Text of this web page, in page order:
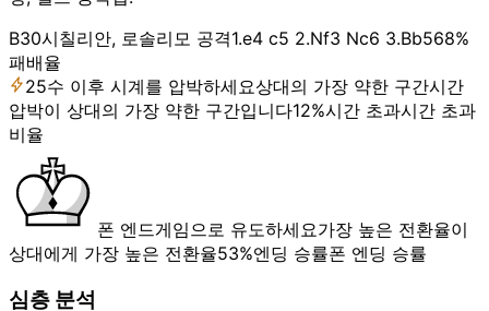
B30시칠리안, 로솔리모 공격1.e4 c5 2.Nf3 Nc6 3.Bb568%
패배율
25수 이후 시계를 압박하세요상대의 가장 약한 구간시간
압박이 상대의 가장 약한 구간입니다12%시간 초과시간 초과
비율
폰 엔드게임으로 유도하세요가장 높은 전환율이
상대에게 가장 높은 전환율53%엔딩 승률폰 엔딩 승률
심층 분석